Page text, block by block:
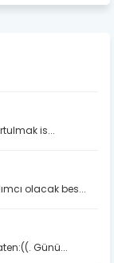
is...
olacak bes...
Günü...